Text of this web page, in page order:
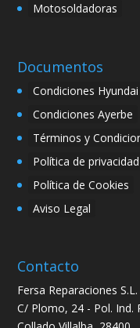
Motosoldadoras
Documentos
Condiciones Hyundai
Condiciones Ayerbe
Términos y
Política de privacidad
Política de Cookies
Aviso Legal
Contacto
Fersa Reparaciones S.L.
C/ Plomo, 24 - Pol. Ind.